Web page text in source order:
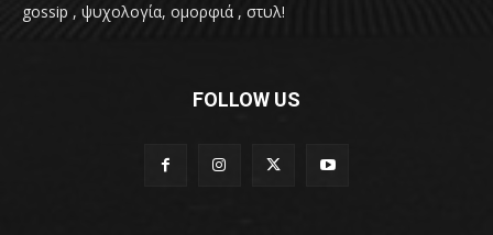
gossip , ψυχολογία, ομορφιά , στυλ!
FOLLOW US